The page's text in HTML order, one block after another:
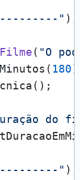
" );
Filme( "O
180
do
" );